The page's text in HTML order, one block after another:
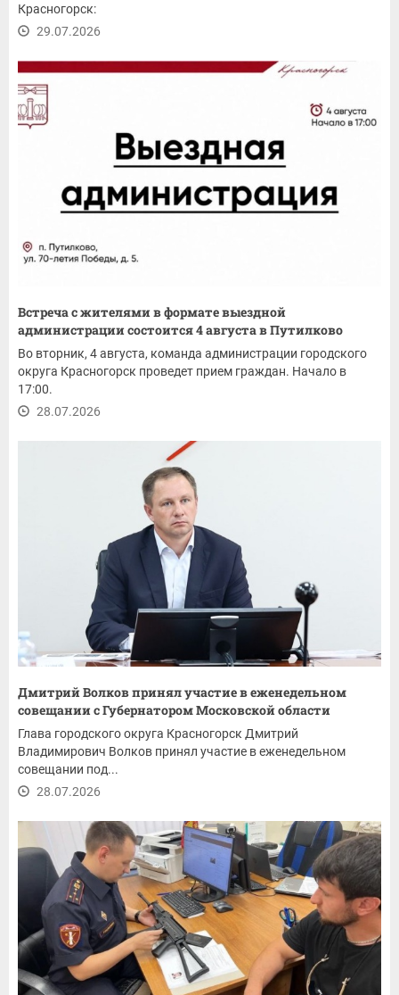
Красногорск:
29.07.2026
Встреча с жителями в формате выездной
администрации состоится 4 августа в Путилково
Во вторник, 4 августа, команда администрации городского
округа Красногорск проведет прием граждан. Начало в
17:00.
28.07.2026
Дмитрий Волков принял участие в еженедельном
совещании с Губернатором Московской области
Глава городского округа Красногорск Дмитрий
Владимирович Волков принял участие в еженедельном
совещании под...
28.07.2026